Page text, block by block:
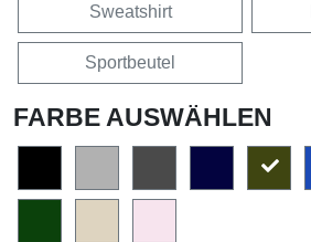
Sweatshirt
Sportbeutel
FARBE AUSWÄHLEN